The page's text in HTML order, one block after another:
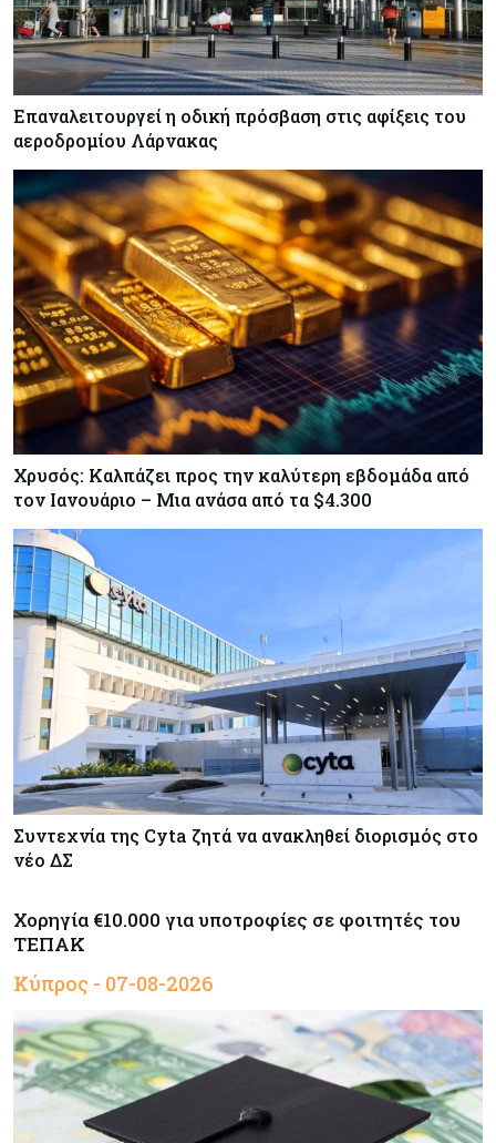
Επαναλειτουργεί η οδική πρόσβαση στις αφίξεις του
αεροδρομίου Λάρνακας
Χρυσός: Καλπάζει προς την καλύτερη εβδομάδα από
τον Ιανουάριο – Μια ανάσα από τα $4.300
Συντεχνία της Cyta ζητά να ανακληθεί διορισμός στο
νέο ΔΣ
Χορηγία €10.000 για υποτροφίες σε φοιτητές του
ΤΕΠΑΚ
Κύπρος - 07-08-2026